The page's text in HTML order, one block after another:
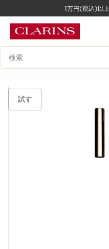
コンテンツへ移動
1万円(税込)以
検索候補
試す